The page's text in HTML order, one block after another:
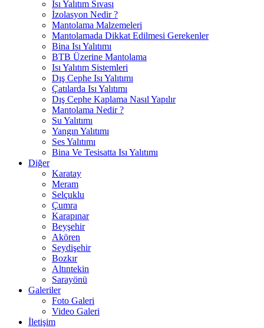
Isı Yalıtım Sıvası
İzolasyon Nedir ?
Mantolama Malzemeleri
Mantolamada Dikkat Edilmesi Gerekenler
Bina Isı Yalıtımı
BTB Üzerine Mantolama
Isı Yalıtım Sistemleri
Dış Cephe Isı Yalıtımı
Çatılarda Isı Yalıtımı
Dış Cephe Kaplama Nasıl Yapılır
Mantolama Nedir ?
Su Yalıtımı
Yangın Yalıtımı
Ses Yalıtımı
Bina Ve Tesisatta Isı Yalıtımı
Diğer
Karatay
Meram
Selçuklu
Çumra
Karapınar
Beyşehir
Akören
Seydişehir
Bozkır
Altıntekin
Sarayönü
Galeriler
Foto Galeri
Video Galeri
İletişim